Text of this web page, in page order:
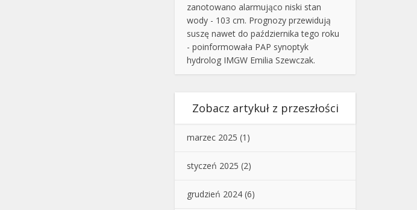
zanotowano alarmująco niski stan
wody - 103 cm. Prognozy przewidują
suszę nawet do października tego roku
- poinformowała PAP synoptyk
hydrolog IMGW Emilia Szewczak.
Zobacz artykuł z przeszłości
marzec 2025 (1)
styczeń 2025 (2)
grudzień 2024 (6)